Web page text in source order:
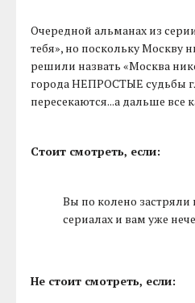
Очередной альманах из
тебя», но поскольку Москву
решили назвать «Москва
города НЕПРОСТЫЕ судьбы
пересекаются...а дальше все
Стоит смотреть, если:
Вы по колено застряли
сериалах и вам уже
Не стоит смотреть, если: